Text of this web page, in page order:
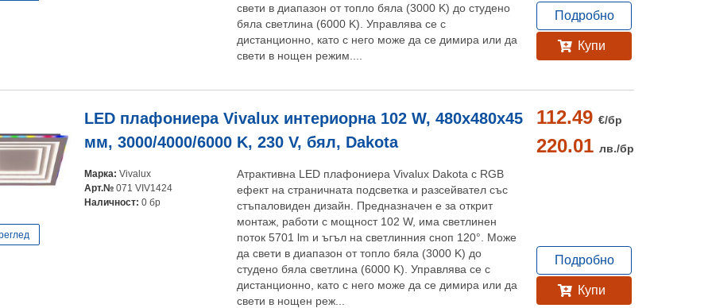
свети в диапазон от топло бяла (3000 K) до студено
бяла светлина (6000 K). Управлява се с
дистанционно, като с него може да се димира или да
свети в нощен режим....
Подробно
Купи
LED плафониера Vivalux интериорна 102 W, 480x480x45
мм, 3000/4000/6000 K, 230 V, бял, Dakota
Марка: Vivalux
Арт.№ 071 VIV1424
Наличност: 0 бр
Атрактивна LED плафониера Vivalux Dakota с RGB
ефект на страничната подсветка и разсейвател със
стъпаловиден дизайн. Предназначен е за открит
монтаж, работи с мощност 102 W, има светлинен
поток 5701 lm и ъгъл на светлинния сноп 120°. Може
да свети в диапазон от топло бяла (3000 K) до
студено бяла светлина (6000 K). Управлява се с
дистанционно, като с него може да се димира или да
свети в нощен реж...
112.49 €/бр
220.01 лв./бр
Подробно
Купи